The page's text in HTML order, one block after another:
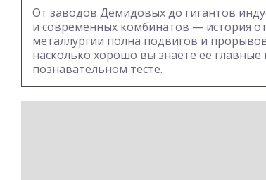
От заводов Демидовых до гигантов
и современных комбинатов — история
металлургии полна подвигов и
насколько хорошо вы знаете её
познавательном тесте.